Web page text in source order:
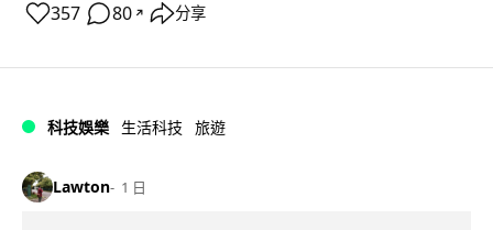
357 80 ↗ 分享
科技娛樂 生活科技 旅遊
Lawton 1 日